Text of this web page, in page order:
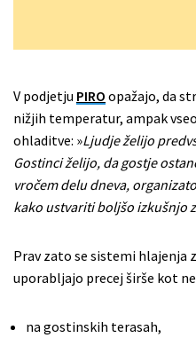
V podjetju PIRO opažajo, da
nižjih temperatur, ampak
ohladitve: »Ljudje želijo
Gostinci želijo, da gostje
vročem delu dneva,
kako ustvariti boljšo izkušnjo
Prav zato se sistemi hlajenja
uporabljajo precej širše kot
na gostinskih terasah,